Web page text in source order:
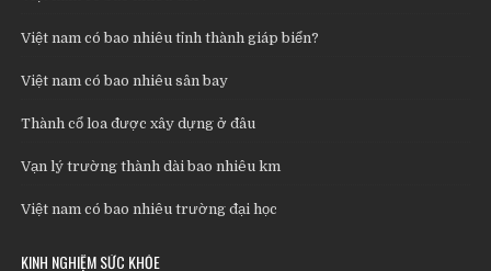
Việt nam có bao nhiêu tỉnh thành giáp biển?
Việt nam có bao nhiêu sân bay
Thành cổ loa được xây dựng ở đâu
Vạn lý trường thành dài bao nhiêu km
Việt nam có bao nhiêu trường đại học
KINH NGHIỆM SỨC KHỎE